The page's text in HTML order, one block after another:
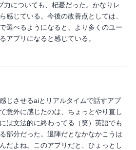
力についても、杞憂だった。かなりレ
感じている。今後の改善点としては、
選べるようになると、より多くのユー
アプリになると感じている。
じさせるaiとリアルタイムで話すアプ
意外に感じたのは、ちょっとやり直し
は文法的に終わってる（笑）英語でも
部分だった。退陣だとなかなかこうは
だよね。このアプリだと、ひょっとし